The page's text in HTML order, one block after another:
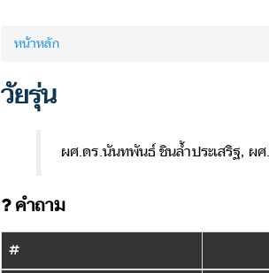
หน้าหลัก
วัยรุ่น
ผศ.ดร.นันทพันธ์ ชินล้ำประเสริฐ, ผ
คำถาม
#